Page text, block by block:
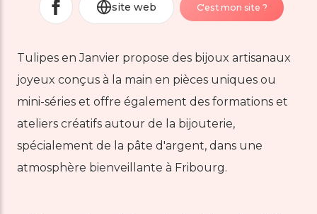
site web C'est mon site ?
Tulipes en Janvier propose des bijoux artisanaux
joyeux conçus à la main en pièces uniques ou
mini-séries et offre également des formations et
ateliers créatifs autour de la bijouterie,
spécialement de la pâte d'argent, dans une
atmosphère bienveillante à Fribourg.